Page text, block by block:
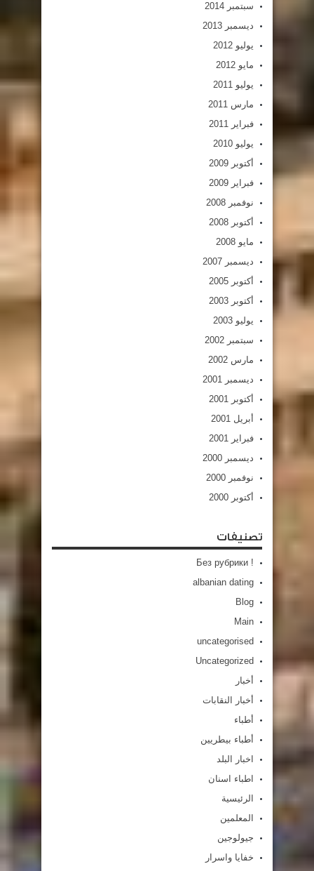
سبتمبر 2014
ديسمبر 2013
يوليو 2012
مايو 2012
يوليو 2011
مارس 2011
فبراير 2011
يوليو 2010
أكتوبر 2009
فبراير 2009
نوفمبر 2008
أكتوبر 2008
مايو 2008
ديسمبر 2007
أكتوبر 2005
أكتوبر 2003
يوليو 2003
سبتمبر 2002
مارس 2002
ديسمبر 2001
أكتوبر 2001
أبريل 2001
فبراير 2001
ديسمبر 2000
نوفمبر 2000
أكتوبر 2000
تصنيفات
! Без рубрики
albanian dating
Blog
Main
uncategorised
Uncategorized
أخبار
أخبار النقابات
أطباء
أطباء بيطريين
اخبار البلد
اطباء اسنان
الرئيسية
المعلمين
جيولوجين
خفايا واسرار